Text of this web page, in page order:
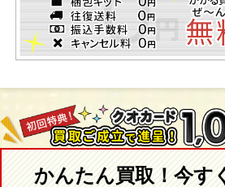
かんたん買取！今す